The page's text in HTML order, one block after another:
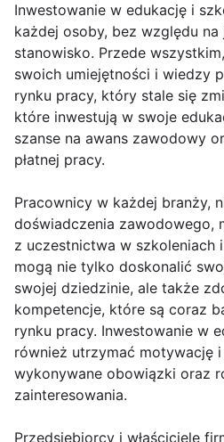
Inwestowanie w edukację i
każdej osoby, bez względu
stanowisko. Przede
swoich umiejętności i wiedzy
rynku pracy, który stale się
które inwestują w swoje
szanse na awans zawodowy
płatnej pracy.
Pracownicy w każdej branży,
doświadczenia zawodowego,
z uczestnictwa w szkoleniach
mogą nie tylko doskonalić
swojej dziedzinie, ale także
kompetencje, które są coraz
rynku pracy. Inwestowanie w
również utrzymać motywację
wykonywane obowiązki oraz
zainteresowania.
Przedsiębiorcy i właściciele